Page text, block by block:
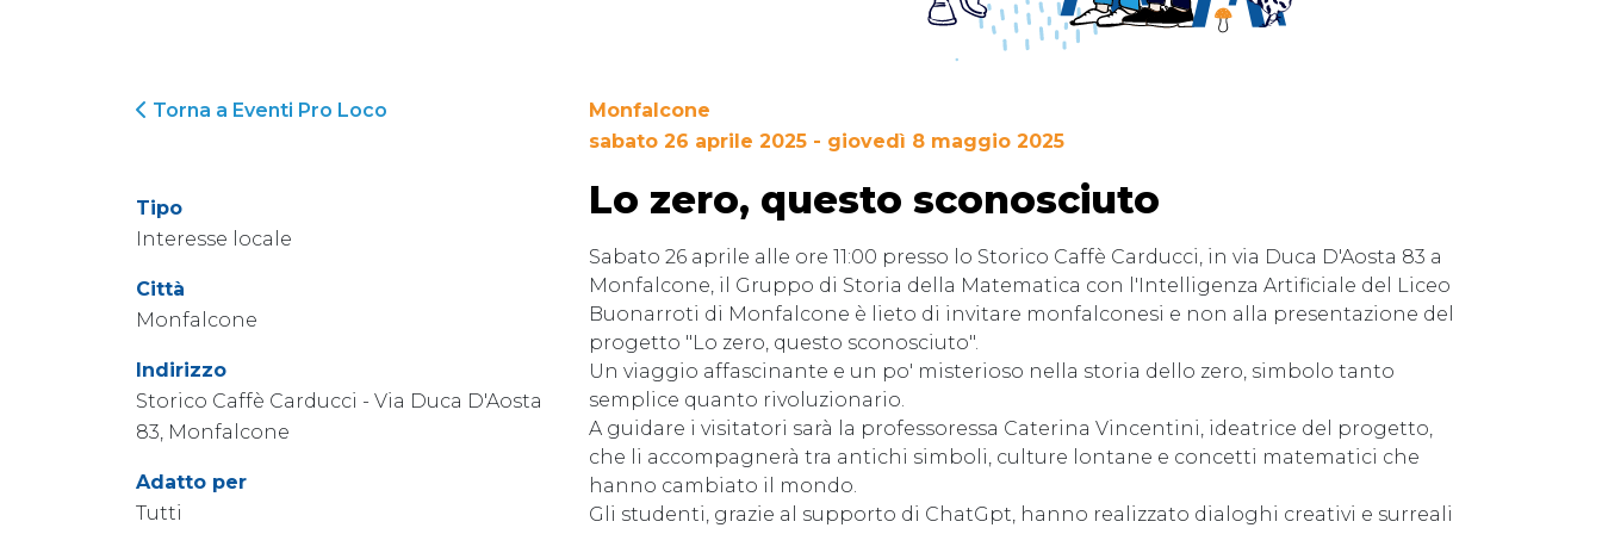
Torna a Eventi Pro Loco
Tipo
Interesse locale
Città
Monfalcone
Indirizzo
Storico Caffè Carducci - Via Duca D'Aosta
83, Monfalcone
Adatto per
Tutti
Monfalcone
sabato 26 aprile 2025 - giovedì 8 maggio 2025
Lo zero, questo sconosciuto
Sabato 26 aprile alle ore 11:00 presso lo Storico Caffè Carducci, in via Duca D'Aosta 83 a
Monfalcone, il Gruppo di Storia della Matematica con l'Intelligenza Artificiale del Liceo
Buonarroti di Monfalcone è lieto di invitare monfalconesi e non alla presentazione del
progetto "Lo zero, questo sconosciuto".
Un viaggio affascinante e un po' misterioso nella storia dello zero, simbolo tanto
semplice quanto rivoluzionario.
A guidare i visitatori sarà la professoressa Caterina Vincentini, ideatrice del progetto,
che li accompagnerà tra antichi simboli, culture lontane e concetti matematici che
hanno cambiato il mondo.
Gli studenti, grazie al supporto di ChatGpt, hanno realizzato dialoghi creativi e surreali